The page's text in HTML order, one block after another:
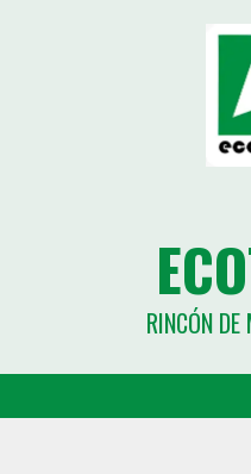
RINCÓN